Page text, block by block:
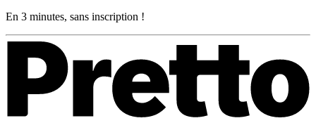
En 3 minutes, sans inscription !